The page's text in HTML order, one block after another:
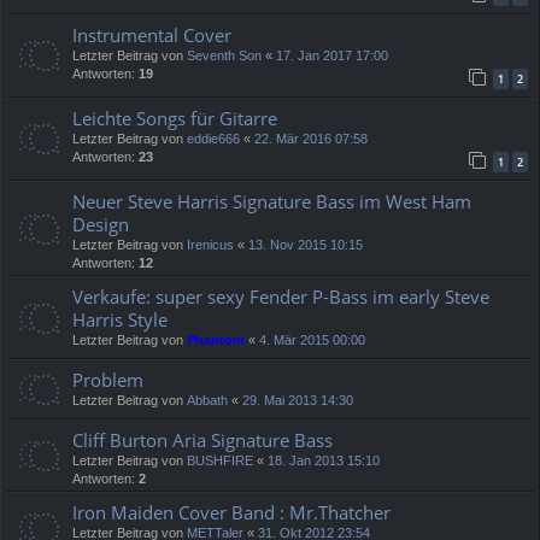
Instrumental Cover
Letzter Beitrag von Seventh Son « 17. Jan 2017 17:00
Antworten: 19 1 2
Leichte Songs für Gitarre
Letzter Beitrag von eddie666 « 22. Mär 2016 07:58
Antworten: 23 1 2
Neuer Steve Harris Signature Bass im West Ham
Design
Letzter Beitrag von Irenicus « 13. Nov 2015 10:15
Antworten: 12
Verkaufe: super sexy Fender P-Bass im early Steve
Harris Style
Letzter Beitrag von Phantom « 4. Mär 2015 00:00
Problem
Letzter Beitrag von Abbath « 29. Mai 2013 14:30
Cliff Burton Aria Signature Bass
Letzter Beitrag von BUSHFIRE « 18. Jan 2013 15:10
Antworten: 2
Iron Maiden Cover Band : Mr.Thatcher
Letzter Beitrag von METTaler « 31. Okt 2012 23:54